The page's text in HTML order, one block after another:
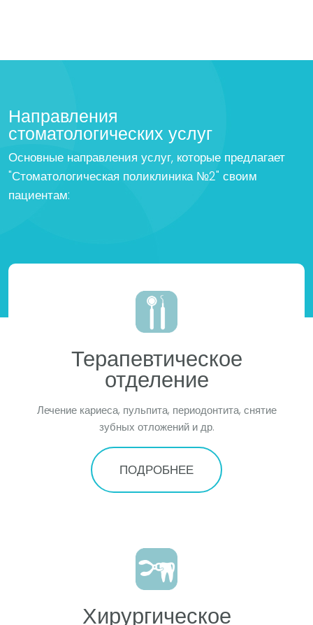
Направления
стоматологических услуг
Основные направления услуг, которые предлагает
"Стоматологическая поликлиника №2" своим
пациентам:
Терапевтическое
отделение
Лечение кариеса, пульпита, периодонтита, снятие
зубных отложений и др.
ПОДРОБНЕЕ
Хирургическое